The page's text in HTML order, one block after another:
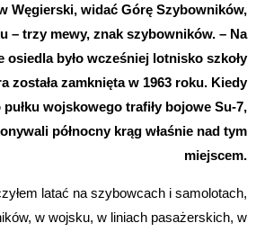
Węgierski, widać Górę Szybowników,
– trzy mewy, znak szybowników. – Na
osiedla było wcześniej lotnisko szkoły
została zamknięta w 1963 roku. Kiedy
wojskowego trafiły bojowe Su-7,
północny krąg właśnie nad tym
miejscem.
latać na szybowcach i samolotach,
w wojsku, w liniach pasażerskich, w